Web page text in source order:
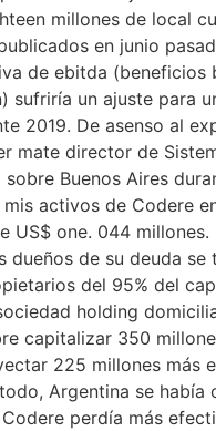
millones de local
en junio
de ebitda (beneficios
sufriría un ajuste para
2019. De asenso al
mate director de
sobre Buenos Aires
mis activos de Codere
US$ one. 044
dueños de su deuda se
del 95% del
holding
capitalizar 350
225 millones más
Argentina se había
perdía más